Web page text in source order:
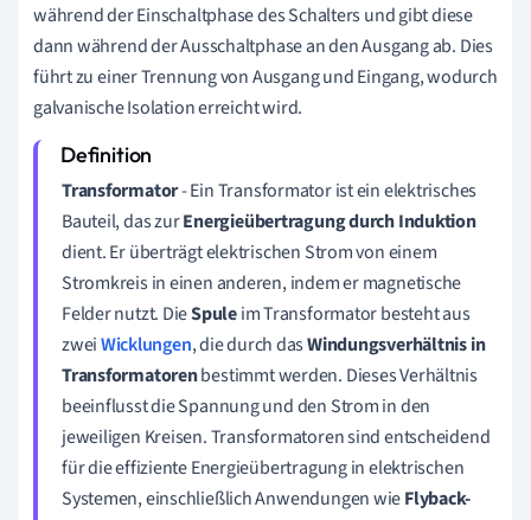
während der Einschaltphase des Schalters und gibt diese
dann während der Ausschaltphase an den Ausgang ab. Dies
führt zu einer Trennung von Ausgang und Eingang, wodurch
galvanische Isolation erreicht wird.
Transformator- Ein Transformator ist ein elektrisches
Bauteil, das zurEnergieübertragung durch Induktion
dient. Er überträgt elektrischen Strom von einem
Stromkreis in einen anderen, indem er magnetische
Felder nutzt. DieSpuleim Transformator besteht aus
zweiWicklungen, die durch dasWindungsverhältnis in
Transformatorenbestimmt werden. Dieses Verhältnis
beeinflusst die Spannung und den Strom in den
jeweiligen Kreisen. Transformatoren sind entscheidend
für die effiziente Energieübertragung in elektrischen
Systemen, einschließlich Anwendungen wieFlyback-